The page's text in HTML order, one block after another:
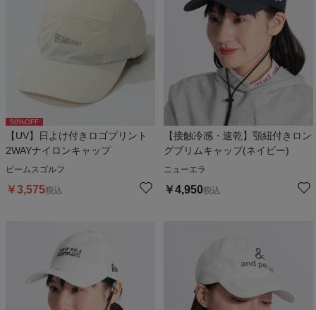
50%OFF
【UV】日よけ付きロゴプリント
2WAYナイロンキャップ
ビームスゴルフ
￥3,575税込
【接触冷感・速乾】顎紐付きロン
グブリムキャップ(ネイビー)
ニューエラ
￥4,950税込